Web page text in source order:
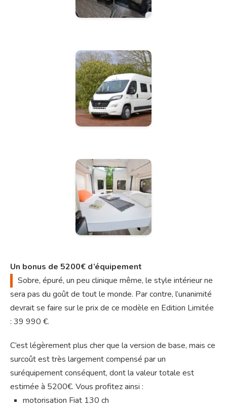
Un bonus de 5200€ d’équipement
Sobre, épuré, un peu clinique même, le style intérieur ne
sera pas du goût de tout le monde. Par contre, l’unanimité
devrait se faire sur le prix de ce modèle en Edition Limitée
: 39 990 €.
C’est légèrement plus cher que la version de base, mais ce
surcoût est très largement compensé par un
suréquipement conséquent, dont la valeur totale est
estimée à 5200€. Vous profitez ainsi :
motorisation Fiat 130 ch